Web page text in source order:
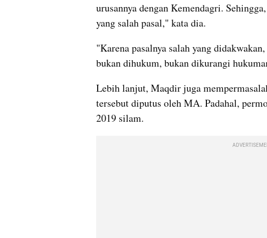
urusannya dengan Kemendagri.
yang salah pasal," kata dia.
"Karena pasalnya salah yang
bukan dihukum, bukan dikurangi
Lebih lanjut, Maqdir juga
tersebut diputus oleh MA. Padahal,
2019 silam.